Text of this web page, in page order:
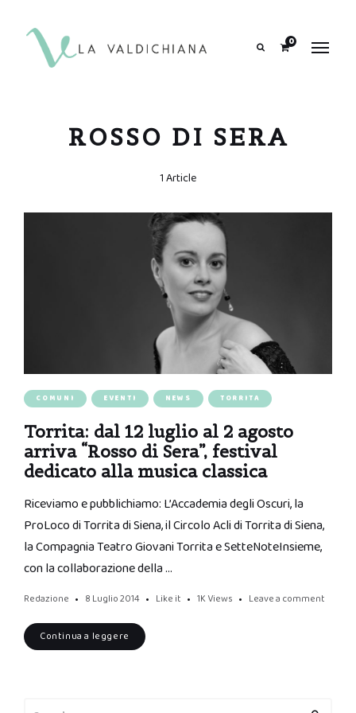
0
ROSSO DI SERA
1 Article
COMUNI EVENTI NEWS TORRITA
Torrita: dal 12 luglio al 2 agosto
arriva “Rosso di Sera”, festival
dedicato alla musica classica
Riceviamo e pubblichiamo: L’Accademia degli Oscuri, la
ProLoco di Torrita di Siena, il Circolo Acli di Torrita di Siena,
la Compagnia Teatro Giovani Torrita e SetteNoteInsieme,
con la collaborazione della …
Redazione 8 Luglio 2014 Like it 1K Views Leave a comment
Continua a leggere